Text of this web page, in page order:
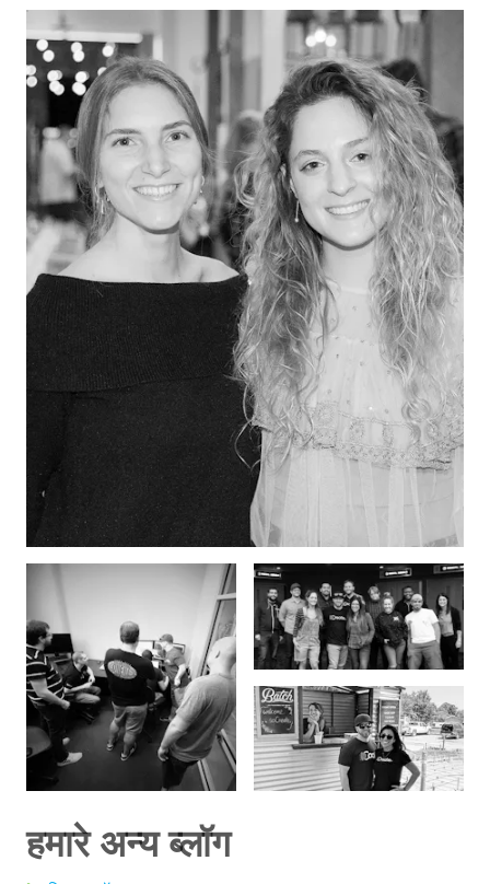
हमारे अन्य ब्लॉग